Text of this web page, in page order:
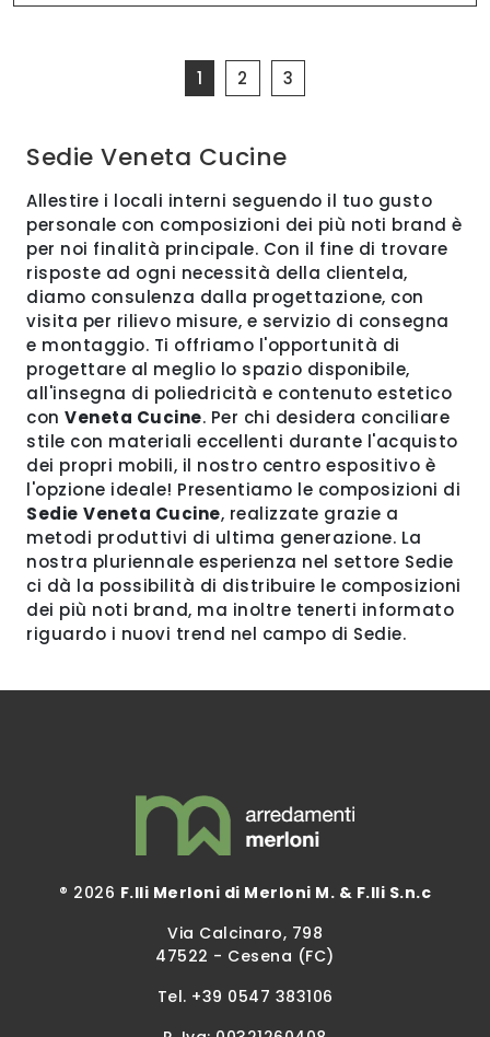
1 2 3
Sedie Veneta Cucine
Allestire i locali interni seguendo il tuo gusto
personale con composizioni dei più noti brand è
per noi finalità principale. Con il fine di trovare
risposte ad ogni necessità della clientela,
diamo consulenza dalla progettazione, con
visita per rilievo misure, e servizio di consegna
e montaggio. Ti offriamo l'opportunità di
progettare al meglio lo spazio disponibile,
all'insegna di poliedricità e contenuto estetico
con Veneta Cucine. Per chi desidera conciliare
stile con materiali eccellenti durante l'acquisto
dei propri mobili, il nostro centro espositivo è
l'opzione ideale! Presentiamo le composizioni di
Sedie Veneta Cucine, realizzate grazie a
metodi produttivi di ultima generazione. La
nostra pluriennale esperienza nel settore Sedie
ci dà la possibilità di distribuire le composizioni
dei più noti brand, ma inoltre tenerti informato
riguardo i nuovi trend nel campo di Sedie.
® 2026 F.lli Merloni di Merloni M. & F.lli S.n.c
Via Calcinaro, 798
47522 - Cesena (FC)
Tel. +39 0547 383106